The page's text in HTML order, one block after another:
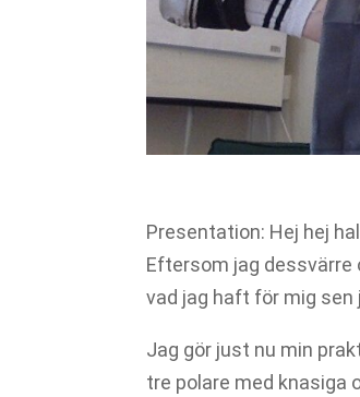
Presentation: Hej hej
Eftersom jag
vad jag haft för mig sen
Jag gör just nu min
tre polare med knasiga